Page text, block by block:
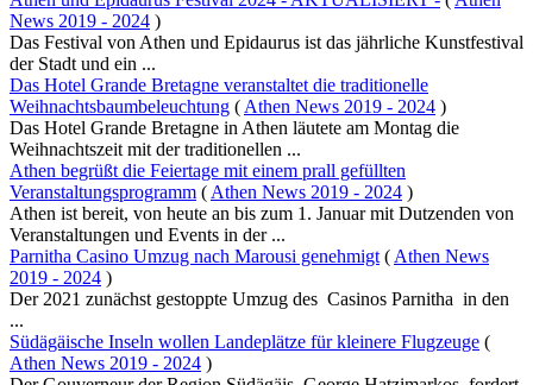
News 2019 - 2024 )
Das Festival von Athen und Epidaurus ist das jährliche Kunstfestival
der Stadt und ein ...
Das Hotel Grande Bretagne veranstaltet die traditionelle
Weihnachtsbaumbeleuchtung ( Athen News 2019 - 2024 )
Das Hotel Grande Bretagne in Athen läutete am Montag die
Weihnachtszeit mit der traditionellen ...
Athen begrüßt die Feiertage mit einem prall gefüllten
Veranstaltungsprogramm ( Athen News 2019 - 2024 )
Athen ist bereit, von heute an bis zum 1. Januar mit Dutzenden von
Veranstaltungen und Events in der ...
Parnitha Casino Umzug nach Marousi genehmigt ( Athen News
2019 - 2024 )
Der 2021 zunächst gestoppte Umzug des Casinos Parnitha in den
...
Südägäische Inseln wollen Landeplätze für kleinere Flugzeuge (
Athen News 2019 - 2024 )